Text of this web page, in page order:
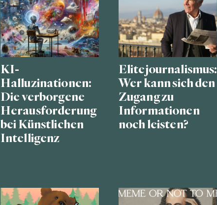
KI-
Halluzinationen:
Die verborgene
Herausforderung
bei Künstlichen
Intelligenz
Elitejournalismus:
Wer kann sich den
Zugang zu
Informationen
noch leisten?